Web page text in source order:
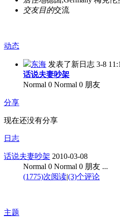
交友目的交流
动态
东海 发表了新日志 3-8
话说夫妻吵架
Normal 0 Normal 0 朋友
分享
现在还没有分享
日志
话说夫妻吵架 2010-03-08
Normal 0 Normal 0 朋友 ...
(1775)次阅读|(3)个评论
主题